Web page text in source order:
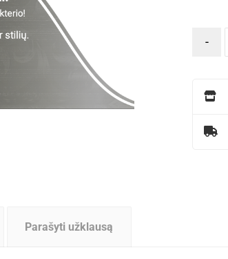
-
Parašyti užklausą